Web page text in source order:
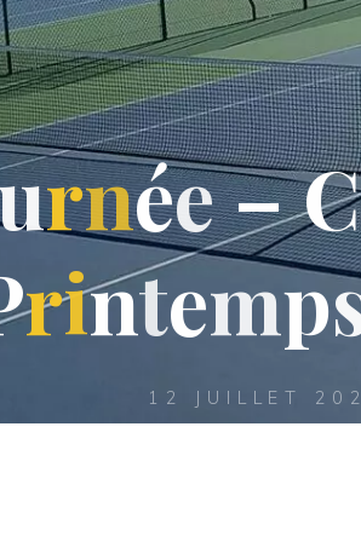
rnée–C
rintemp
12 JUILLET